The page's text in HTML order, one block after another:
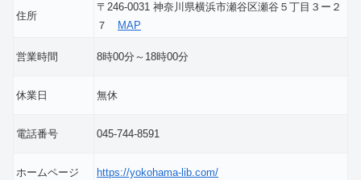
住所
〒246-0031 神奈川県横浜市瀬谷区瀬谷５丁目３ー２
７
MAP
営業時間 8時00分～18時00分
休業日 無休
電話番号 045-744-8591
ホームページ https://yokohama-lib.com/